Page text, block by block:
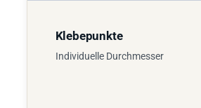
Klebepunkte
Individuelle Durchmesser